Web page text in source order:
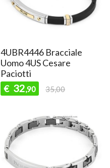
4UBR4446 Bracciale
Uomo 4US Cesare
Paciotti
€ 32,90 35,00